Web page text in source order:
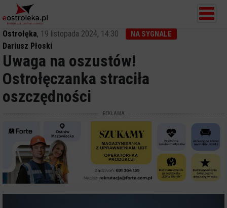
Ostrołęka, 19 listopada 2024, 14:30 NA SYGNALE
Dariusz Płoski
Uwaga na oszustów!
Ostrołęczanka straciła
oszczędności
REKLAMA